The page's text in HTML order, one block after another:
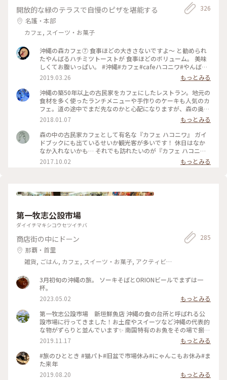
開放的な緑のテラスで自慢のピザを堪能する
名護・本部
カフェ, スイーツ・お菓子
326
沖縄の森カフェ⑦ 食事ほどの大きさないですよ～ と勧められ
たやんばるハチミツトーストが 食事ほどのボリューム。 美味
しくてお腹いっぱい。 #沖縄#カフェ#cafeハコニワ#やんばる
ハチミツトースト#森カフェ
2019.03.26
もっとみる
沖縄の築50年以上の古民家をカフェにしたレストラン。地元の
食材を多く使ったランチメニューや手作りのケーキも人気のカ
フェ。道の途中でまだ先なのかと心配になりますが、森の奥に
ある素敵な古民家カフェでした。 #古民家カフェ #森の奥 #地
元食材 #落ち着いた雰囲気でゆったりできる
2018.01.07
もっとみる
森の中の古民家カフェとして有名な『カフェ ハコニワ』 ガイ
ドブックにも出ているせいか観光客が多いです！ 休日はなか
なか入れないかも… それでも訪れたいのが『カフェ ハコニ
ワ』 どこをとっても絵になります！ ランチは地元野菜を使っ
た体に優しいものばかり… 写真はランチ後のコーヒータイム～
ハコニワ #本部 #古民家カフェ
2017.10.02 もっとみる
第一牧志公設市場
ダイイチマキシコウセツイチバ
商店街の中にドーン
那覇・首里
雑貨, ごはん, カフェ, スイーツ・お菓子, アクティビ
げ
285
3月初旬の沖縄の旅。 ソーキそばとORIONビールでまずは一
杯。
2023.05.02
もっとみる
第一牧志公設市場 新垣鮮魚店 沖縄の食の台所と呼ばれる公
設市場に行ってきました！お土産やスイーツなど沖縄の代表的
な物がずらりと並んでいます✨ 南国特有のお魚をその場で捌い
てもらい食べる事も出来るようですが、急いでいたので既にお
造りになっていた物を頂きました。これで1000円！！もちろ
ん新鮮で美味しかったです☺️ #沖縄県 #第一牧志公設市場 #
新垣鮮魚店
2019.11.17
もっとみる
#旅のひととき #猫パト#旧盆で市場休み#にゃんこもお休み#ま
た来年
2019.08.20
もっとみる